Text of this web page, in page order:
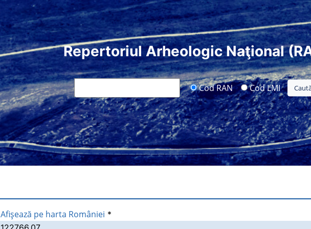
Repertoriul Arheologic Naţional
Cod RAN Cod LMI
Afişează pe harta României *